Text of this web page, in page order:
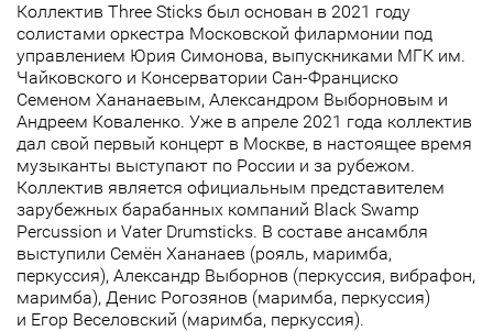
Коллектив Three Sticks был основан в 2021 году
солистами оркестра Московской филармонии под
управлением Юрия Симонова, выпускниками МГК им.
Чайковского и Консерватории Сан-Франциско
Семеном Хананаевым, Александром Выборновым и
Андреем Коваленко. Уже в апреле 2021 года коллектив
дал свой первый концерт в Москве, в настоящее время
музыканты выступают по России и за рубежом.
Коллектив является официальным представителем
зарубежных барабанных компаний Black Swamp
Percussion и Vater Drumsticks. В составе ансамбля
выступили Семён Хананаев (рояль, маримба,
перкуссия), Александр Выборнов (перкуссия, вибрафон,
маримба), Денис Рогозянов (маримба, перкуссия)
и Егор Веселовский (маримба, перкуссия).